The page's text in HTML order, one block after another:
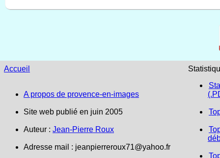
Accueil
A propos de provence-en-images
Site web publié en juin 2005
Auteur : Jean-Pierre Roux
Adresse mail : jeanpierreroux71@yahoo.fr